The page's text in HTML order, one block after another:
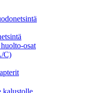
osat
C)
kalustolle